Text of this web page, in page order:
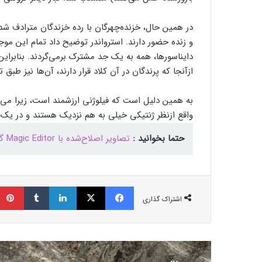
در همین حال، خزنده‌چهرگان با رده خزندگان
و زنده حضور دارند. استرواندر توضیح داد تمام این
دایناسورها، همه به یک جد مشترک برمی‌گردند.
ازآنجا که پرندگان در آن کلاد قرار دارند، آن‌ها نیز
به همین دلیل است که فیلوژنی ارزشمند است، زیرا
واقع ازنظر ژنتیکی خیلی به هم نزدیک هستند و در یک
حتما بخوانید : تصاویر اصلاح‌شده با Magic Editor گوگل، واترمارک هوش مصنوعی دریافت می‌کنند
اشتراک گذاری
فیسبوک ایکس لینکداین تامبلر